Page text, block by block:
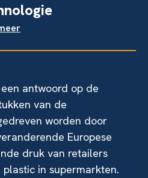
antwoord op de
van de
worden door
Europese
druk van retailers
in supermarkten.